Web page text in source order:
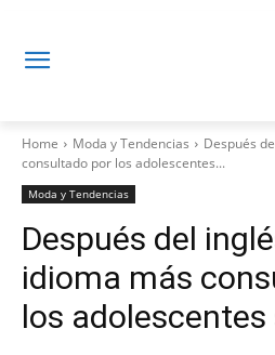
Home Moda y Tendencias
Después
consultado por los adolescentes...
Moda y Tendencias
Después del
idioma más
los adolescentes